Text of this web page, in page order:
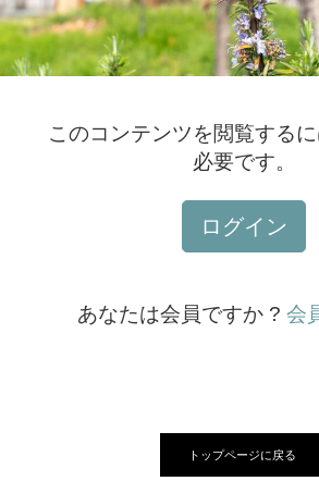
このコンテンツを閲覧する
必要です。
ログイン
あなたは会員ですか ? 会
トップページに戻る